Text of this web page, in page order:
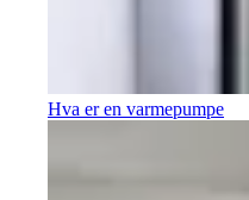
Hva er en varmepumpe